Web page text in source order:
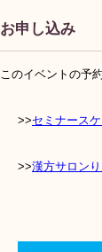
お申し込み
このイベントの予
>>セミナース
>>漢方サロン